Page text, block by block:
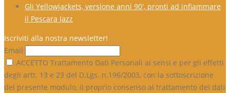
Gli Yellowjackets, versione anni 90′, pronti ad infiammare
il Pescara Jazz
Iscriviti alla nostra newsletter!
Email
ACCETTO Trattamento Dati Personali ai sensi e per gli effetti
degli artt. 13 e 23 del D.Lgs. n.196/2003, con la sottoscrizione
del presente modulo, il proprio consenso al trattamento dei dati